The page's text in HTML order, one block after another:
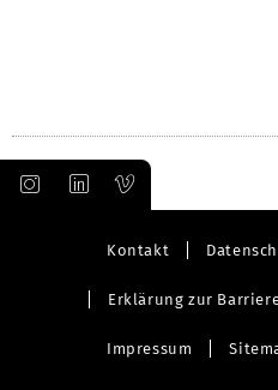
Kontakt
Erklärung zur
Impressum